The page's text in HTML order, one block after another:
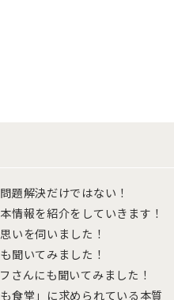
題解決だけではない！
情報を紹介をしていきます！
いを伺いました！
聞いてみました！
さんにも聞いてみました！
食堂」に求められている本質